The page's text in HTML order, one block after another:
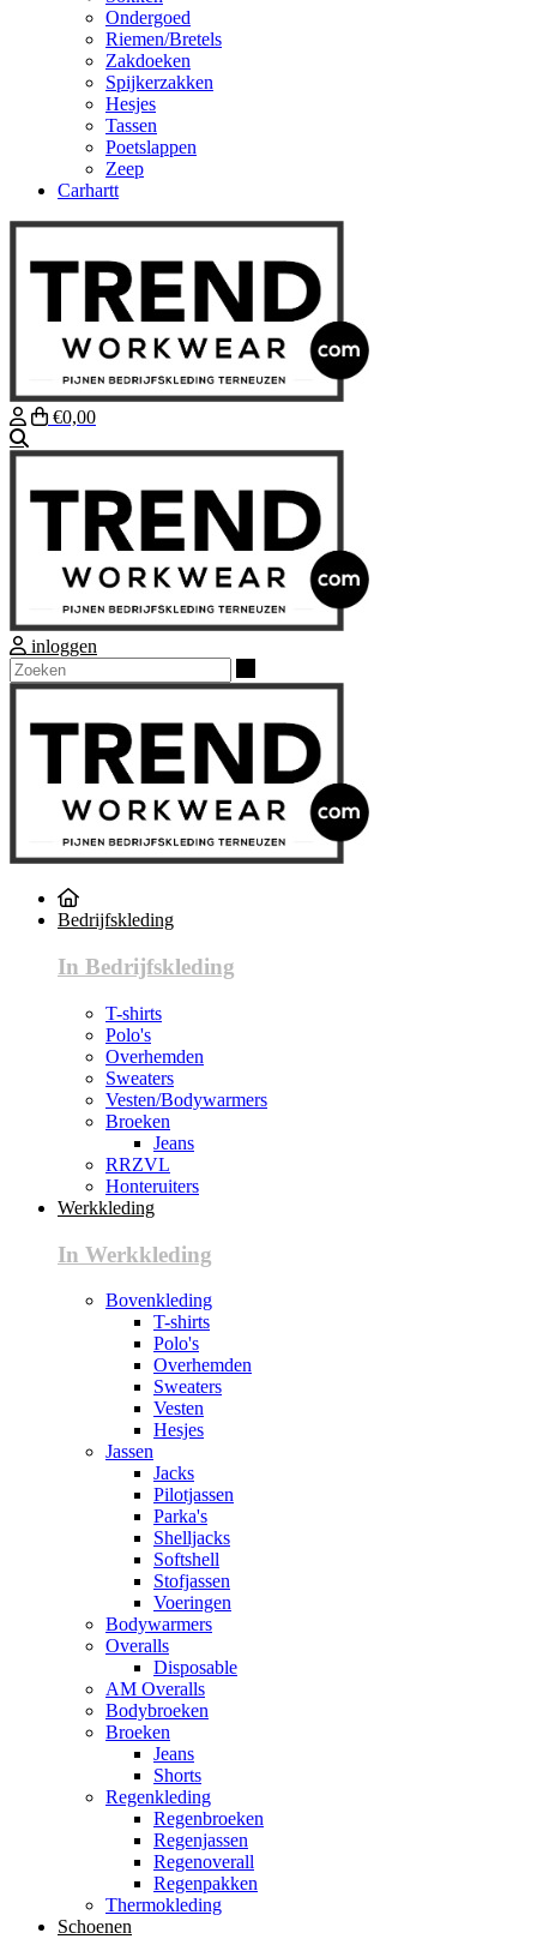
Ondergoed
Riemen/Bretels
Zakdoeken
Spijkerzakken
Hesjes
Tassen
Poetslappen
Zeep
Carhartt
€0,00
inloggen
Bedrijfskleding
In Bedrijfskleding
T-shirts
Polo's
Overhemden
Sweaters
Vesten/Bodywarmers
Broeken
Jeans
RRZVL
Honteruiters
Werkkleding
In Werkkleding
Bovenkleding
T-shirts
Polo's
Overhemden
Sweaters
Vesten
Hesjes
Jassen
Jacks
Pilotjassen
Parka's
Shelljacks
Softshell
Stofjassen
Voeringen
Bodywarmers
Overalls
Disposable
AM Overalls
Bodybroeken
Broeken
Jeans
Shorts
Regenkleding
Regenbroeken
Regenjassen
Regenoverall
Regenpakken
Thermokleding
Schoenen